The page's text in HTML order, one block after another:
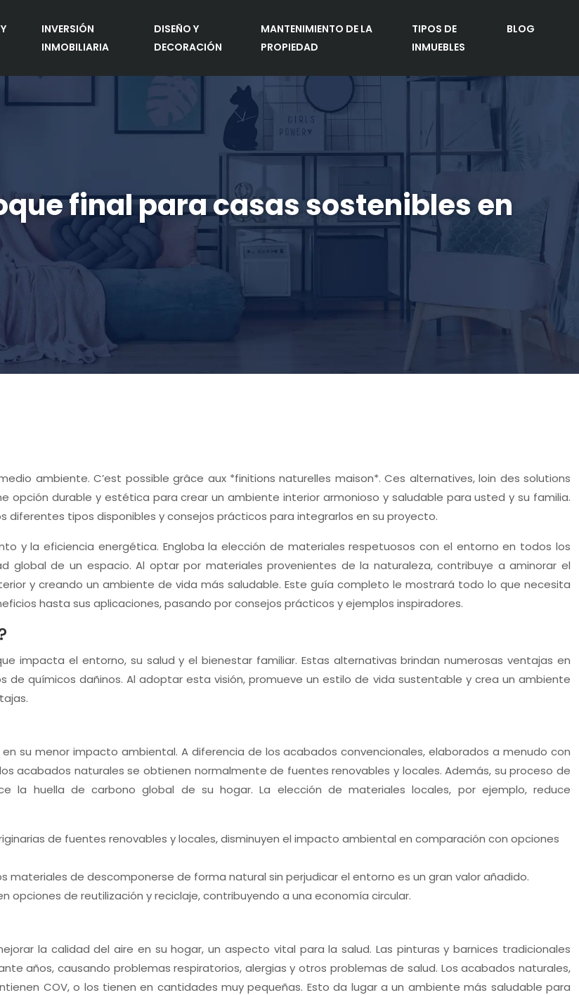
INVERSIÓN
INMOBILIARIA
DISEÑO Y
DECORACIÓN
MANTENIMIENTO DE LA
PROPIEDAD
TIPOS DE
INMUEBLES
BLOG
final para casas sostenibles en
ambiente. C’est possible grâce aux *finitions naturelles maison*. Ces alternatives, loin des solutions
opción durable y estética para crear un ambiente interior armonioso y saludable para usted y su familia.
diferentes tipos disponibles y consejos prácticos para integrarlos en su proyecto.
y la eficiencia energética. Engloba la elección de materiales respetuosos con el entorno en todos los
global de un espacio. Al optar por materiales provenientes de la naturaleza, contribuye a aminorar el
y creando un ambiente de vida más saludable. Este guía completo le mostrará todo lo que necesita
hasta sus aplicaciones, pasando por consejos prácticos y ejemplos inspiradores.
impacta el entorno, su salud y el bienestar familiar. Estas alternativas brindan numerosas ventajas en
químicos dañinos. Al adoptar esta visión, promueve un estilo de vida sustentable y crea un ambiente
su menor impacto ambiental. A diferencia de los acabados convencionales, elaborados a menudo con
acabados naturales se obtienen normalmente de fuentes renovables y locales. Además, su proceso de
la huella de carbono global de su hogar. La elección de materiales locales, por ejemplo, reduce
de fuentes renovables y locales, disminuyen el impacto ambiental en comparación con opciones
de descomponerse de forma natural sin perjudicar el entorno es un gran valor añadido.
opciones de reutilización y reciclaje, contribuyendo a una economía circular.
la calidad del aire en su hogar, un aspecto vital para la salud. Las pinturas y barnices tradicionales
años, causando problemas respiratorios, alergias y otros problemas de salud. Los acabados naturales,
COV, o los tienen en cantidades muy pequeñas. Esto da lugar a un ambiente más saludable para